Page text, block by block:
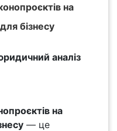
на
бізнесу
аналіз
на
— це